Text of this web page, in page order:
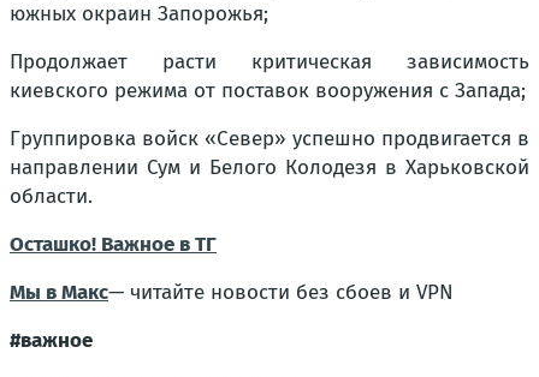
южных окраин Запорожья;
Продолжает расти критическая зависимость
киевского режима от поставок вооружения с Запада;
Группировка войск «Север» успешно продвигается в
направлении Сум и Белого Колодезя в Харьковской
области.
Осташко! Важное в ТГ
Мы в Макс— читайте новости без сбоев и VPN
#важное